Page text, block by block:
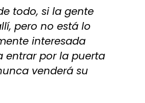
todo, si la gente
pero no está lo
interesada
entrar por la puerta
venderá su